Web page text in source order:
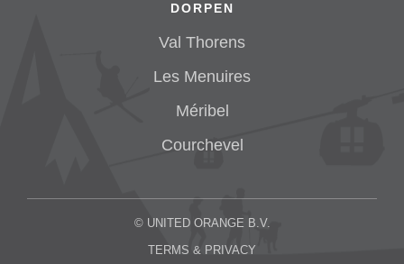
DORPEN
Val Thorens
Les Menuires
Méribel
Courchevel
© UNITED ORANGE B.V.
TERMS & PRIVACY